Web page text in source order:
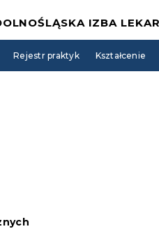
IZBA
Rejestr praktyk Kształcenie